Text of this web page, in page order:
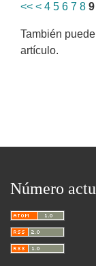
<< < 4 5 6 7 8 9
También
artículo.
Número